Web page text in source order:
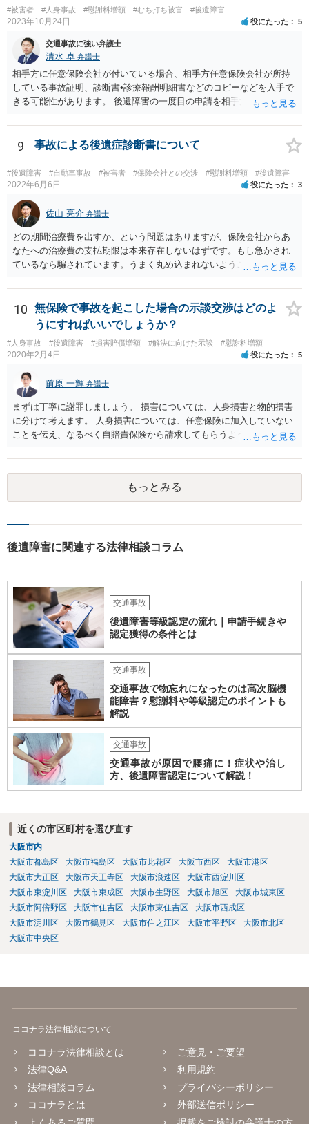
#被害者 #人身事故 #慰謝料増額 #むち打ち被害 #後遺障害
2023年10月24日 役にたった 5
交通事故に強い弁護士
清水 卓 弁護士
相手方に任意保険会社が付いている場合、相手方任意保険会社が所持
している事故証明、診断書•診療報酬明細書などのコピーなどを入手で
きる可能性があります。 後遺障害の一度目の申請を相手方任意保険会
果と認定理由書も相手方任意保険会社から入手できる可能性がありま
す。 これらが難しくても、通院していた病院のカルテを取り付けるこ
ているがが定かではありませんが、昨年４月から既に１年半年程度経
過しており、時効なども意識しながら対応をしておきたいところで
す。 待っていても事態が打開しない可能性もあるため、依頼の対応が
可能な弁護士に個別に問い合わせ、上記の方法等を参考に進め方を相
談してみるのが望ましいかもしれません。
9 事故による後遺症診断書について
#後遺障害 #自動車事故 #被害者 #保険会社との交渉 #慰謝料増額 #後遺障害
2022年6月6日 役にたった 3
佐山 亮介 弁護士
どの期間治療費を出すか、という問題はありますが、保険会社からあ
なたへの治療費の支払期限は本来存在しないはずです。もし急かされ
ているなら騙されています。うまく丸め込まれないようご注意下さ
せんが、受診したならば提出すべきです。
10
無保険で事故を起こした場合の示談交渉はどのよ
うにすればいいでしょうか？
#人身事故 #後遺障害 #損害賠償増額 #解決に向けた示談 #慰謝料増額
2020年2月4日 役にたった 5
前原 一輝 弁護士
まずは丁寧に謝罪しましょう。 損害については、人身損害と物的損害
に分けて考えます。 人身損害については、任意保険に加入していない
ことを伝え、なるべく自賠責保険から請求してもらうようお願いして
願いしてください。 物的損害については、請求の根拠を精査する必要
があり、写真や見積書を送ってもらい、請求金額が正当化をちゃんと
チェックする必要があります。 相談者様の資力がどれだけあるのかは
分かりませんが、資力に応じた対応をして行くほかありません。 訴訟
ャラクターの問題もあるので、どうすればよいのかという正解はあり
合によっては交渉を任せた方がいいかもしれません。
もっとみる
後遺障害に関連する法律相談コラム
交通事故
後遺障害等級認定の流れ｜申請手続きや
認定獲得の条件とは
交通事故
交通事故で物忘れになったのは高次脳機
能障害？慰謝料や等級認定のポイントも
解説
交通事故
交通事故が原因で腰痛に！症状や治し
方、後遺障害認定について解説！
近くの市区町村を選び直す
大阪市内
大阪市都島区
大阪市福島区 大阪市此花区 大阪市西区
大阪市港区
大阪市大正区
大阪市天王寺区 大阪市浪速区
大阪市西淀川区
大阪市東淀川区
大阪市東成区 大阪市生野区 大阪市旭区
大阪市城東区
大阪市阿倍野区
大阪市住吉区 大阪市東住吉区
大阪市西成区
大阪市淀川区
大阪市鶴見区 大阪市住之江区 大阪市平野区
大阪市北区
大阪市中央区
ココナラ法律相談について
ココナラ法律相談とは
法律Q&A
法律相談コラム
ココナラとは
ご意見・ご要望
利用規約
プライバシーポリシー
外部送信ポリシー